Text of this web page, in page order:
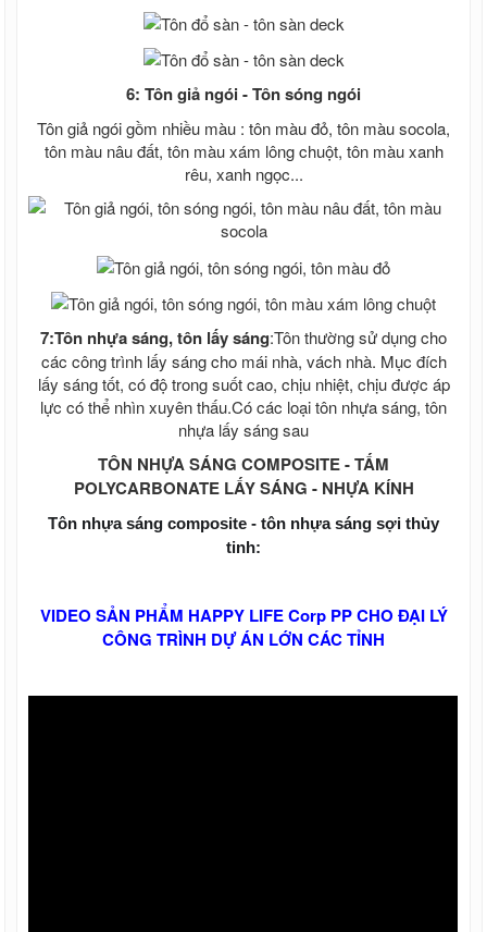
6: Tôn giả ngói - Tôn sóng ngói
Tôn giả ngói gồm nhiều màu : tôn màu đỏ, tôn màu socola,
tôn màu nâu đất, tôn màu xám lông chuột, tôn màu xanh
rêu, xanh ngọc...
7:Tôn nhựa sáng, tôn lấy sáng:Tôn thường sử dụng cho
các công trình lấy sáng cho mái nhà, vách nhà. Mục đích
lấy sáng tốt, có độ trong suốt cao, chịu nhiệt, chịu được áp
lực có thể nhìn xuyên thấu.Có các loại tôn nhựa sáng, tôn
nhựa lấy sáng sau
TÔN NHỰA SÁNG COMPOSITE - TẤM
POLYCARBONATE LẤY SÁNG - NHỰA KÍNH
Tôn nhựa sáng composite - tôn nhựa sáng sợi thủy
tinh:
VIDEO SẢN PHẨM HAPPY LIFE Corp PP CHO ĐẠI LÝ
CÔNG TRÌNH DỰ ÁN LỚN CÁC TỈNH